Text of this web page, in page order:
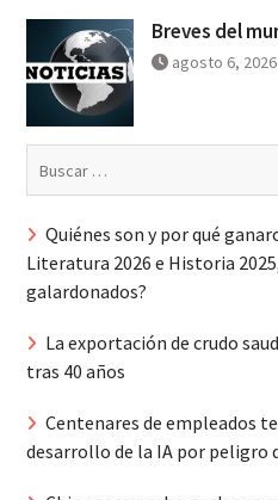
Breves del
agosto 6, 2026
Quiénes son y por qué
Literatura 2026 e Historia
galardonados?
La exportación de crudo
tras 40 años
Centenares de empleados
desarrollo de la IA por peligro